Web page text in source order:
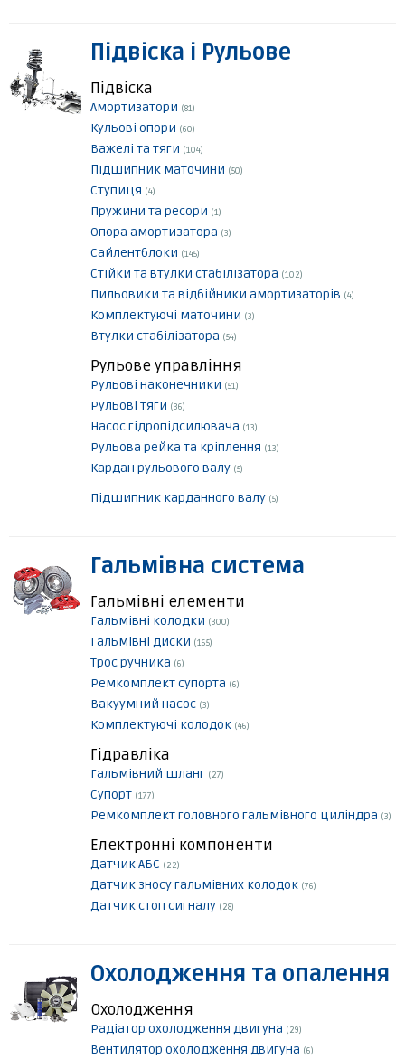
Підвіска і Рульове
Підвіска
Амортизатори (81)
Кульові опори (60)
Важелі та тяги (104)
Підшипник маточини (50)
Ступиця (4)
Пружини та ресори (1)
Опора амортизатора (3)
Сайлентблоки (145)
Стійки та втулки стабілізатора (102)
Пильовики та відбійники амортизаторів (4)
Комплектуючі маточини (3)
Втулки стабілізатора (54)
Рульове управління
Рульові наконечники (51)
Рульові тяги (36)
Насос гідропідсилювача (13)
Рульова рейка та кріплення (13)
Кардан рульового валу (5)
Підшипник карданного валу (5)
Гальмівна система
Гальмівні елементи
Гальмівні колодки (300)
Гальмівні диски (165)
Трос ручника (6)
Ремкомплект супорта (6)
Вакуумний насос (3)
Комплектуючі колодок (46)
Гідравліка
Гальмівний шланг (27)
Супорт (177)
Ремкомплект головного гальмівного циліндра (3)
Електронні компоненти
Датчик АБС (22)
Датчик зносу гальмівних колодок (76)
Датчик стоп сигналу (28)
Охолодження та опалення
Охолодження
Радіатор охолодження двигуна (29)
Вентилятор охолодження двигуна (6)